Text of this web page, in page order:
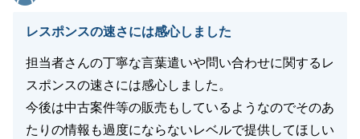
閉じる
レスポンスの速さには感心しました
担当者さんの丁寧な言葉遣いや問い合わせに関するレ
スポンスの速さには感心しました。
今後は中古案件等の販売もしているようなのでそのあ
たりの情報も過度にならないレベルで提供してほしい